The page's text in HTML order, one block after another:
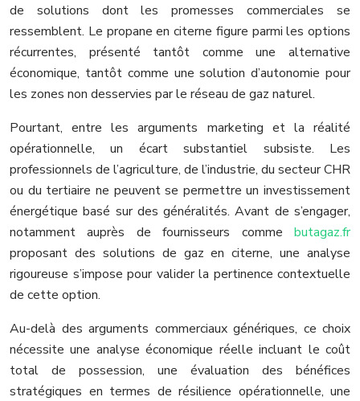
de solutions dont les promesses commerciales se
ressemblent. Le propane en citerne figure parmi les options
récurrentes, présenté tantôt comme une alternative
économique, tantôt comme une solution d’autonomie pour
les zones non desservies par le réseau de gaz naturel.
Pourtant, entre les arguments marketing et la réalité
opérationnelle, un écart substantiel subsiste. Les
professionnels de l’agriculture, de l’industrie, du secteur CHR
ou du tertiaire ne peuvent se permettre un investissement
énergétique basé sur des généralités. Avant de s’engager,
notamment auprès de fournisseurs comme butagaz.fr
proposant des solutions de gaz en citerne, une analyse
rigoureuse s’impose pour valider la pertinence contextuelle
de cette option.
Au-delà des arguments commerciaux génériques, ce choix
nécessite une analyse économique réelle incluant le coût
total de possession, une évaluation des bénéfices
stratégiques en termes de résilience opérationnelle, une